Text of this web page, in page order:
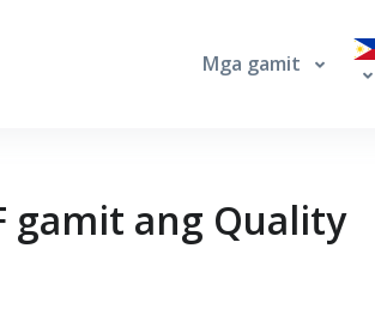
Mga gamit
gamit ang Quality